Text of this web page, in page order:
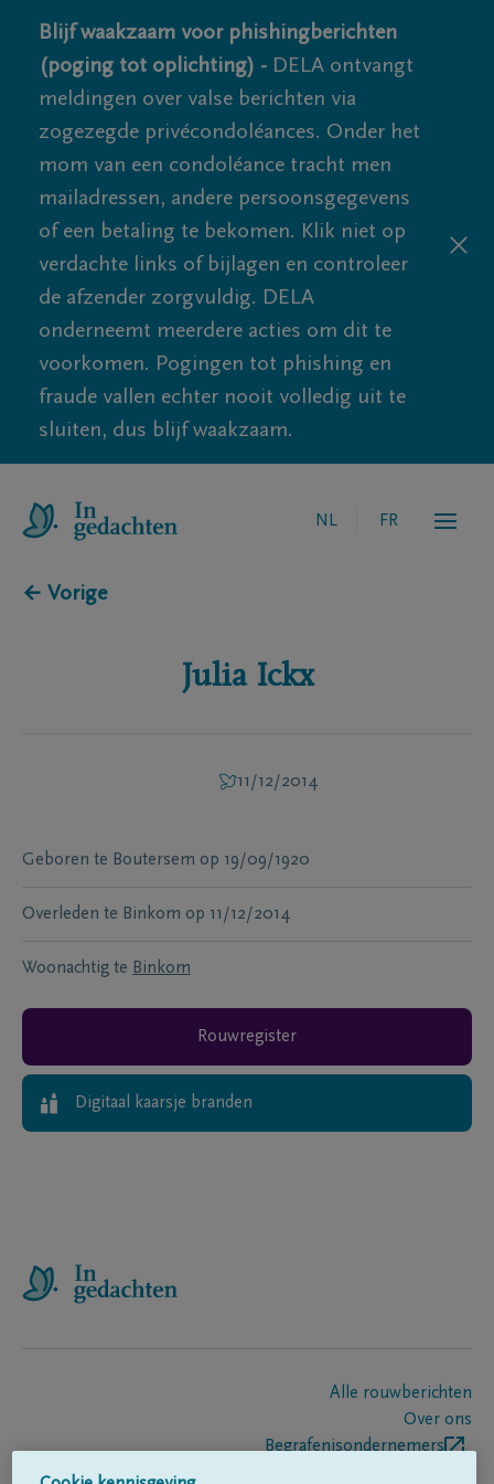
Blijf waakzaam voor phishingberichten
(poging tot oplichting) - DELA ontvangt
meldingen over valse berichten via
zogezegde privécondoléances. Onder het
mom van een condoléance tracht men
mailadressen, andere persoonsgegevens
of een betaling te bekomen. Klik niet op
verdachte links of bijlagen en controleer
de afzender zorgvuldig. DELA
onderneemt meerdere acties om dit te
voorkomen. Pogingen tot phishing en
fraude vallen echter nooit volledig uit te
sluiten, dus blijf waakzaam.
NL FR
← Vorige
Julia Ickx
11/12/2014
Geboren te Boutersem op 19/09/1920
Overleden te Binkom op 11/12/2014
Woonachtig te Binkom
Rouwregister
Digitaal kaarsje branden
Alle rouwberichten
Over ons
Begrafenisondernemers